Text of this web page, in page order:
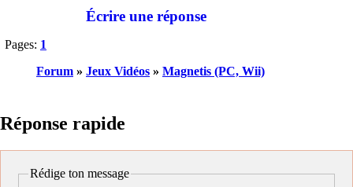
Écrire une réponse
Pages: 1
Forum » Jeux Vidéos » Magnetis (PC, Wii)
Réponse rapide
Rédige ton message